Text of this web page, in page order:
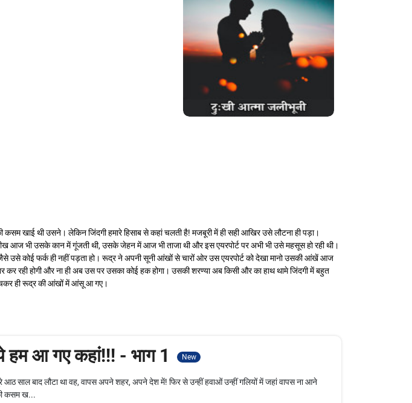
खाई थी उसने। लेकिन जिंदगी हमारे हिसाब से कहां चलती है! मजबूरी में ही सही आखिर उसे लौटना ही पड़ा।
आज भी उसके कान में गूंजती थी, उसके जेहन में आज भी ताजा थी और इस एयरपोर्ट पर अभी भी उसे महसूस हो रही थी।
उसे कोई फर्क ही नहीं पड़ता हो। रूद्र ने अपनी सूनी आंखों से चारों ओर उस एयरपोर्ट को देखा मानो उसकी आंखें आज
कर रही होगी और ना ही अब उस पर उसका कोई हक होगा। उसकी शरण्या अब किसी और का हाथ थामे जिंदगी में बहुत
ही रूद्र की आंखों में आंसू आ गए।
हम आ गए कहां!!! - भाग 1 New
आठ साल बाद लौटा था वह, वापस अपने शहर, अपने देश में! फिर से उन्हीं हवाओं उन्हीं गलियों में जहां वापस ना आने
कसम ख...